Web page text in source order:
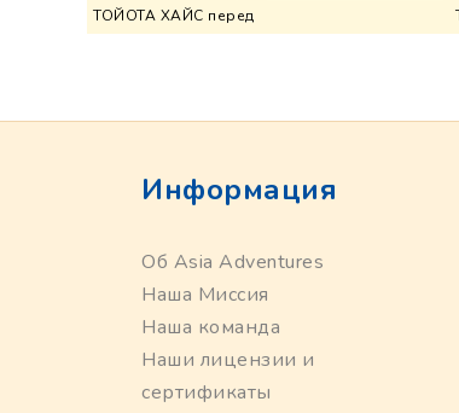
ТОЙОТА ХАЙС перед
Информация
Об Asia Adventures
Наша Миссия
Наша команда
Наши лицензии и
сертификаты